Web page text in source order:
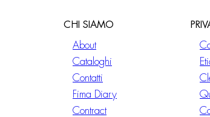
CHI SIAMO
About
Cataloghi
Contatti
Fima Diary
Contract